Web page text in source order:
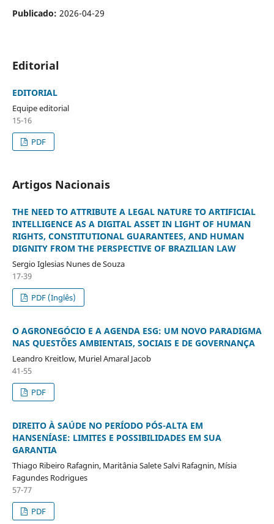
Publicado: 2026-04-29
Editorial
EDITORIAL
Equipe editorial
15-16
PDF
Artigos Nacionais
THE NEED TO ATTRIBUTE A LEGAL NATURE TO ARTIFICIAL
INTELLIGENCE AS A DIGITAL ASSET IN LIGHT OF HUMAN
RIGHTS, CONSTITUTIONAL GUARANTEES, AND HUMAN
DIGNITY FROM THE PERSPECTIVE OF BRAZILIAN LAW
Sergio Iglesias Nunes de Souza
17-39
PDF (Inglês)
O AGRONEGÓCIO E A AGENDA ESG: UM NOVO PARADIGMA
NAS QUESTÕES AMBIENTAIS, SOCIAIS E DE GOVERNANÇA
Leandro Kreitlow, Muriel Amaral Jacob
41-55
PDF
DIREITO À SAÚDE NO PERÍODO PÓS-ALTA EM
HANSENÍASE: LIMITES E POSSIBILIDADES EM SUA
GARANTIA
Thiago Ribeiro Rafagnin, Maritânia Salete Salvi Rafagnin, Mísia
Fagundes Rodrigues
57-77
PDF